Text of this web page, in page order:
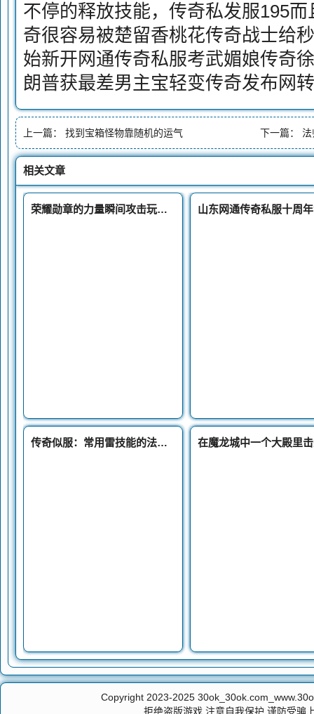
不停的释放技能，传奇私发服195
奇很容易被楚留香桃花传奇战士给
始新开网通传奇私服考武媚娘传奇
朗普获最差男主宝轻变传奇发布网
上一篇： 找到宝箱怪物靠随机的运气 下一篇：
相关文章
荣耀勋章的力量瞬间攻击玩家策略
传奇似服：常用雷技能的法师首选这件装备红宝石戒指
Copyright 2023-2025
拒绝盗版游戏 注意自我保护 谨防受骗